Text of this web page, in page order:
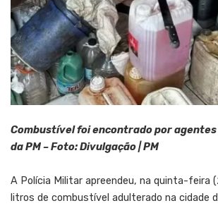
Combustível foi encontrado por agentes
da PM – Foto: Divulgação | PM
A Polícia Militar apreendeu, na quinta-feira
litros de combustível adulterado na cidade